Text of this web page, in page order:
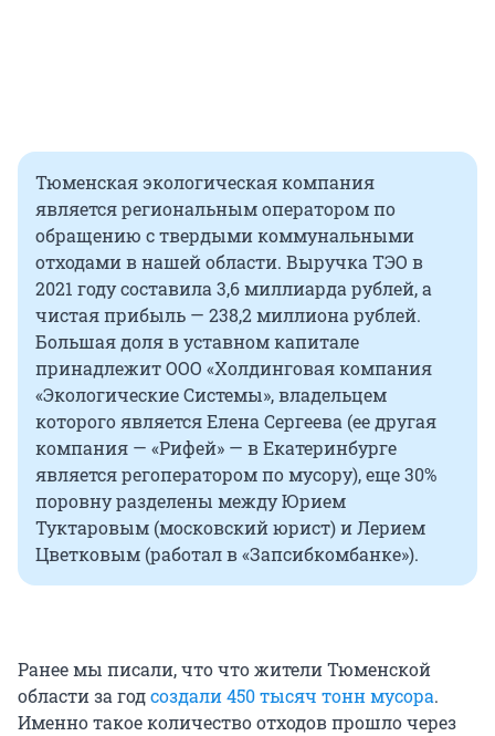
Тюменская экологическая компания
является региональным оператором по
обращению с твердыми коммунальными
отходами в нашей области. Выручка ТЭО в
2021 году составила 3,6 миллиарда рублей, а
чистая прибыль — 238,2 миллиона рублей.
Большая доля в уставном капитале
принадлежит ООО «Холдинговая компания
«Экологические Системы», владельцем
которого является Елена Сергеева (ее другая
компания — «Рифей» — в Екатеринбурге
является регоператором по мусору), еще 30%
поровну разделены между Юрием
Туктаровым (московский юрист) и Лерием
Цветковым (работал в «Запсибкомбанке»).
Ранее мы писали, что что жители Тюменской
области за годсоздали 450 тысяч тонн мусора.
Именно такое количество отходов прошло через